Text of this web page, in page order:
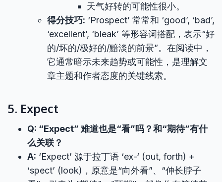
天气好转的可能性很小。
得分技巧: ‘Prospect’ 常常和 ‘good’, ‘bad’,
‘excellent’, ‘bleak’ 等形容词搭配，表示“好
的/坏的/极好的/黯淡的前景”。在阅读中，
它通常暗示未来趋势或可能性，是理解文
章主题和作者态度的关键线索。
5. Expect
Q: “Expect” 难道也是“看”吗？和“期待”有什
么关联？
A: ‘Expect’ 源于拉丁语 ‘ex-‘ (out, forth) +
‘spect’ (look)，原意是“向外看”、“伸长脖子